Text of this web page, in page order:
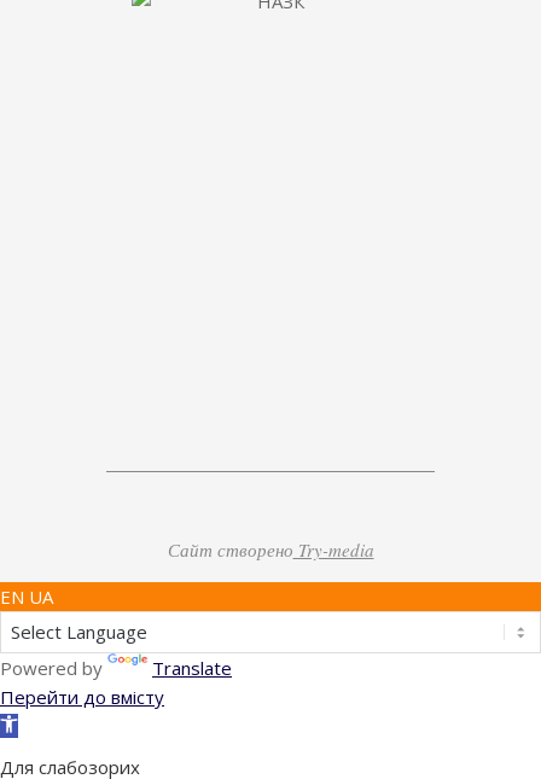
Сайт створено Try-media
EN UA
Powered by
Translate
Перейти до вмісту
Відкрити
Для слабозорих